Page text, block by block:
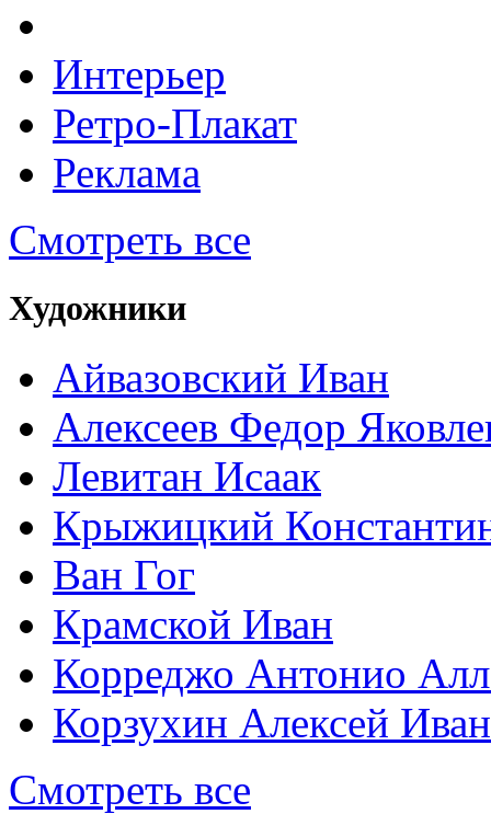
Интерьер
Ретро-Плакат
Реклама
Смотреть все
Художники
Айвазовский Иван
Алексеев Федор
Левитан Исаак
Крыжицкий
Ван Гог
Крамской Иван
Корреджо Антонио
Корзухин Алексей
Смотреть все